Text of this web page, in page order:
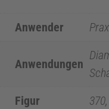
i
n
E
Anwender
Anwendungen
Figur